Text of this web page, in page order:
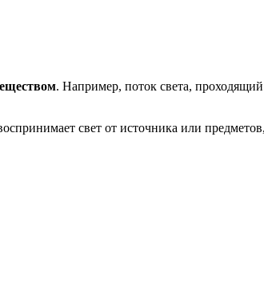
. Например, поток света, проходящий
свет от источника или